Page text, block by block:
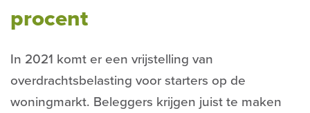
procent
In 2021 komt er een vrijstelling van
overdrachtsbelasting voor starters op de
woningmarkt. Beleggers krijgen juist te maken